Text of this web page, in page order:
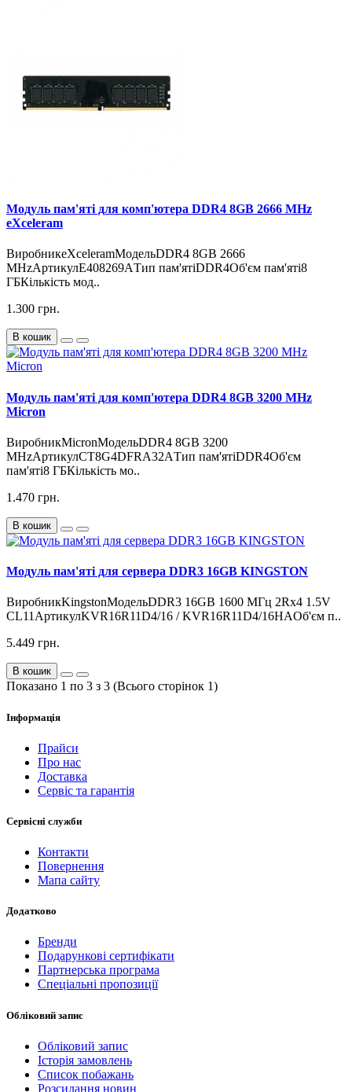
Модуль пам'яті для комп'ютера DDR4 8GB 2666 MHz
eXceleram
ВиробникeXceleramМодельDDR4 8GB 2666
MHzАртикулE408269AТип пам'ятіDDR4Об'єм пам'яті8
ГБКількість мод..
1.300 грн.
В кошик
Модуль пам'яті для комп'ютера DDR4 8GB 3200 MHz
Micron
ВиробникMicronМодельDDR4 8GB 3200
MHzАртикулCT8G4DFRA32AТип пам'ятіDDR4Об'єм
пам'яті8 ГБКількість мо..
1.470 грн.
В кошик
Модуль пам'яті для сервера DDR3 16GB KINGSTON
ВиробникKingstonМодельDDR3 16GB 1600 МГц 2Rx4 1.5V
CL11АртикулKVR16R11D4/16 / KVR16R11D4/16HAОб'єм п..
5.449 грн.
В кошик
Показано 1 по 3 з 3 (Всього сторінок 1)
Інформація
Прайси
Про нас
Доставка
Сервіс та гарантія
Сервісні служби
Контакти
Повернення
Мапа сайту
Додатково
Бренди
Подарункові сертифікати
Партнерська програма
Спеціальні пропозиції
Обліковий запис
Обліковий запис
Історія замовлень
Список побажань
Розсилання новин